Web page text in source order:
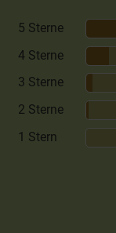
5 Sterne
4 Sterne
3 Sterne
2 Sterne
1 Stern